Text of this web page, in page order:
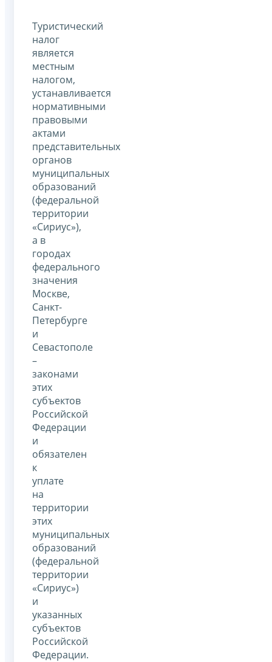
Туристический
налог
является
местным
налогом,
устанавливается
нормативными
правовыми
актами
представительных
органов
муниципальных
образований
(федеральной
территории
«Сириус»),
а в
городах
федерального
значения
Москве,
Санкт-
Петербурге
и
Севастополе
–
законами
этих
субъектов
Российской
Федерации
и
обязателен
к
уплате
на
территории
этих
муниципальных
образований
(федеральной
территории
«Сириус»)
и
указанных
субъектов
Российской
Федерации.